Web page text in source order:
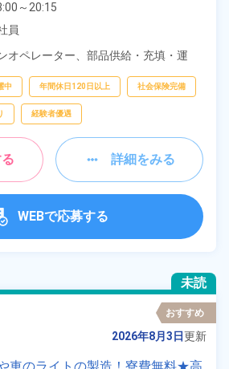
～20:15
～08:15
～17:15
員
オペレーター、 部品供給・充填・運
中 年間休日120日以上 社会保険完備
経験者優遇
詳細をみる
WEBで応募する
未読
おすすめ
2026年8月3日更新